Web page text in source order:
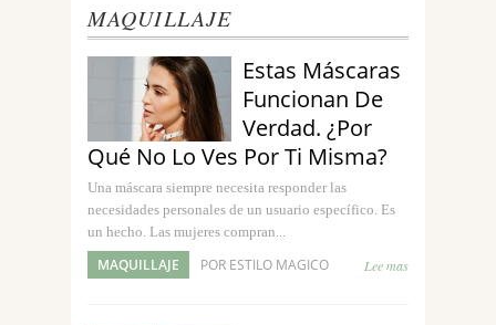
MAQUILLAJE
Estas Máscaras
Funcionan De
Verdad. ¿Por
Qué No Lo Ves Por Ti Misma?
Una máscara siempre necesita responder las
necesidades personales de un usuario específico. Es
un hecho. Las mujeres compran...
MAQUILLAJE POR ESTILO MAGICO Lee mas